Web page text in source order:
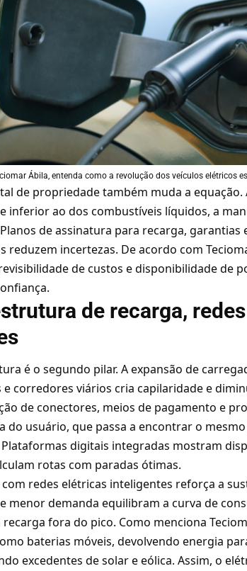
Ábila, entenda como a revolução dos veículos elétricos
de propriedade também muda a
inferior ao dos combustíveis líquidos, a
de assinatura para recarga, garantias
reduzem incertezas. De acordo com
de custos e disponibilidade de
de recarga,
é o segundo pilar. A expansão de
corredores viários cria capilaridade e
de conectores, meios de pagamento e
do usuário, que passa a encontrar o
digitais integradas mostram
rotas com paradas ótimas.
com redes elétricas inteligentes reforça a
menor demanda equilibram a curva de
fora do pico. Como menciona
baterias móveis, devolvendo energia
excedentes de solar e eólica. Assim, o